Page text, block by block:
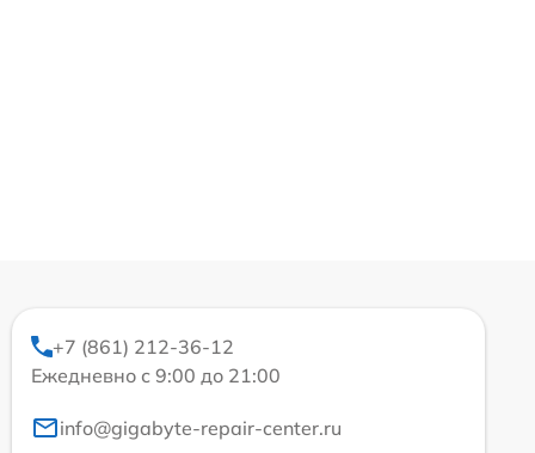
+7 (861) 212-36-12
Ежедневно с 9:00 до 21:00
info@gigabyte-repair-center.ru